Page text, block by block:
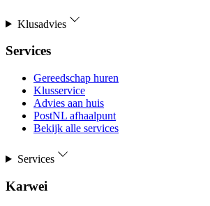
Klusadvies
Services
Gereedschap huren
Klusservice
Advies aan huis
PostNL afhaalpunt
Bekijk alle services
Services
Karwei